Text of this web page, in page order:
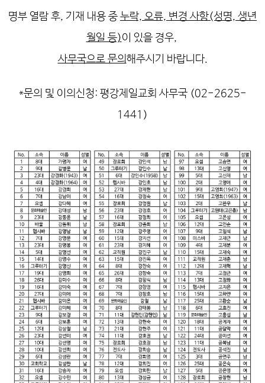
명부 열람 후, 기재 내용 중 누락, 오류, 변경 사항(성명, 생년
월일 등)이 있을 경우,
사무국으로 문의해주시기 바랍니다.
*문의 및 이의신청: 평강제일교회 사무국 (02-2625-
1441)